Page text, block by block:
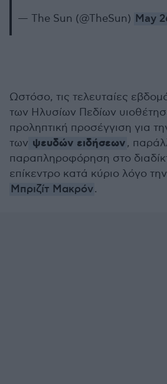
— The Sun (@TheSun) May
Ωστόσο, τις τελευταίες
των Ηλυσίων Πεδίων
προληπτική προσέγγιση για
των ψευδών ειδήσεων,
παραπληροφόρηση στο
επίκεντρο κατά κύριο λόγο
Μπριζίτ Μακρόν.